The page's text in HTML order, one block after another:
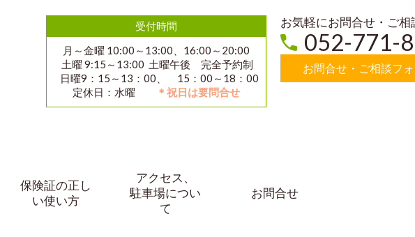
受付時間
月～金曜 10:00～13:00、16:00～20:00
土曜 9:15～13:00 土曜午後 完全予約制
日曜9：15～13：00、 15：00～18：00
定休日：水曜
＊祝日は要問合せ
お気軽にお問合せ・ご相
052-771-
お問合せ・ご相談フ
保険証の正し
い使い方
アクセス、
駐車場につい
て
お問合せ